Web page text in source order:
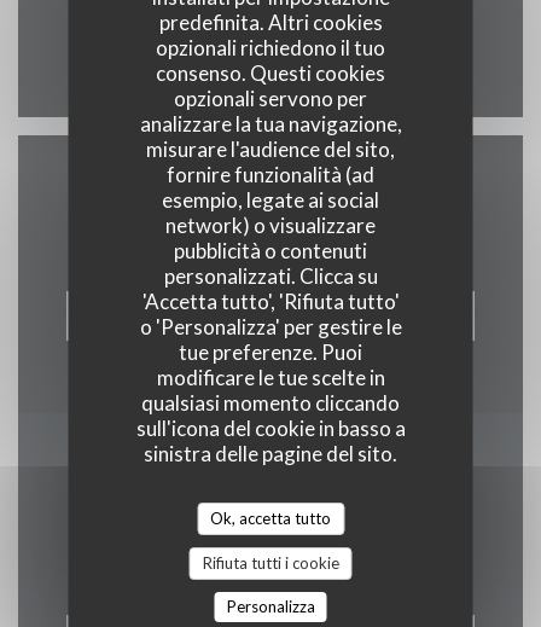
predefinita. Altri cookies
opzionali richiedono il tuo
consenso. Questi cookies
opzionali servono per
analizzare la tua navigazione,
misurare l'audience del sito,
fornire funzionalità (ad
esempio, legate ai social
network) o visualizzare
pubblicità o contenuti
personalizzati. Clicca su
'Accetta tutto', 'Rifiuta tutto'
o 'Personalizza' per gestire le
tue preferenze. Puoi
modificare le tue scelte in
qualsiasi momento cliccando
sull'icona del cookie in basso a
sinistra delle pagine del sito.
Ok, accetta tutto
Rifiuta tutti i cookie
Personalizza
Facebook ((apre una nuova
Instagram ((apre una
Contattaci
PRENOTA
Rimani informato
Iscriversi alla nostra newsletter per ricevere comunicazioni
personalizzate e offerte di marketing via e-mail.